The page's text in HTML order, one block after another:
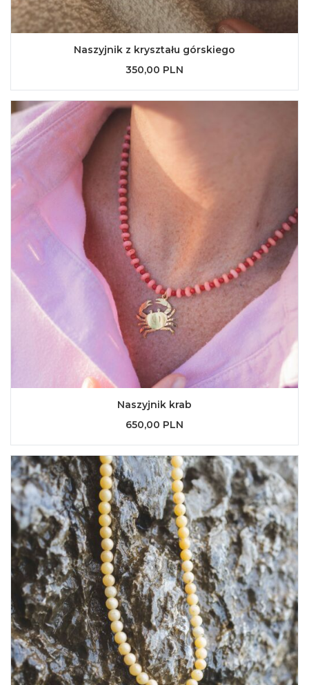
Naszyjnik z kryształu górskiego
350,00 PLN
Naszyjnik krab
650,00 PLN